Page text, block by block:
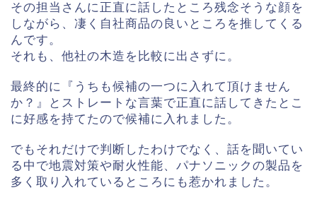
その担当さんに正直に話したところ残念そうな顔を
しながら、凄く自社商品の良いところを推してくる
んです。
それも、他社の木造を比較に出さずに。
最終的に『うちも候補の一つに入れて頂けません
か？』とストレートな言葉で正直に話してきたとこ
に好感を持てたので候補に入れました。
でもそれだけで判断したわけでなく、話を聞いてい
る中で地震対策や耐火性能、パナソニックの製品を
多く取り入れているところにも惹かれました。